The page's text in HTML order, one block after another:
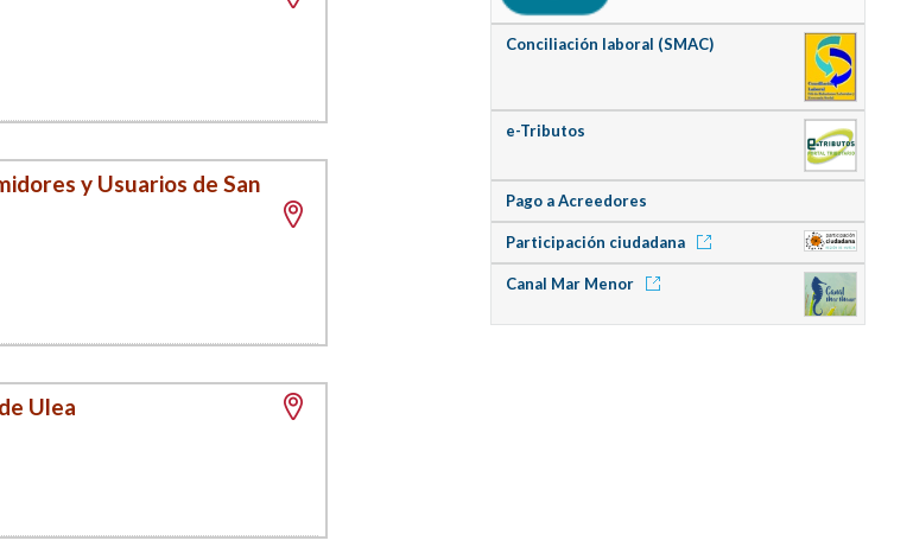
y Usuarios de San
Ulea
Conciliación laboral (SMAC)
e-Tributos
Pago a Acreedores
Participación ciudadana
Canal Mar Menor